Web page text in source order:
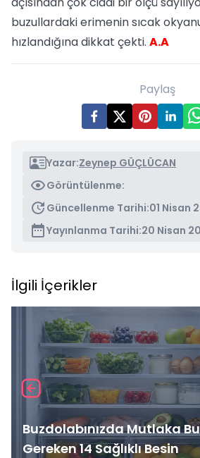
buzullardaki erimenin sıcak
hızlandığına dikkat çekti. A.A
Paylaş
Yazar:Zeynep GÜÇLÜCAN
Görüntülenme:
Güncellenme Tarihi:01 Nisan
Yayınlanma Tarihi:20 Nisan
İlgili İçerikler
Buzdolabınızda Mutlaka
Gereken 14 Sağlıklı Besin